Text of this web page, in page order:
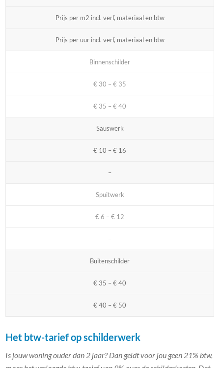
Prijs per m2 incl. verf, materiaal en btw
Prijs per uur incl. verf, materiaal en btw
Binnenschilder
€ 30 – € 35
€ 35 – € 40
Sauswerk
€ 10 – € 16
–
Spuitwerk
€ 6 – € 12
–
Buitenschilder
€ 35 – € 40
€ 40 – € 50
Het btw-tarief op schilderwerk
Is jouw woning ouder dan 2 jaar? Dan geldt voor jou geen 21% btw,